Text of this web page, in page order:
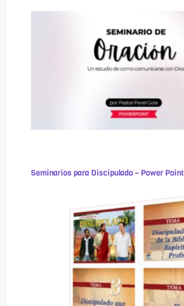
Seminarios para Discipulado – Power Point